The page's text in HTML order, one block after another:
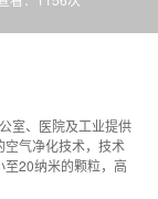
室、医院及工业提供
空气净化技术，技术
至20纳米的颗粒，高